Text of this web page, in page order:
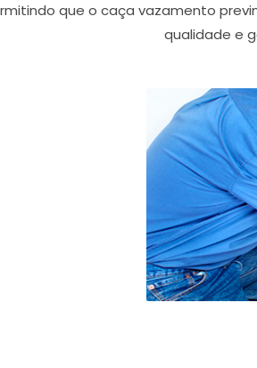
que o caça vazamento
qualidade e